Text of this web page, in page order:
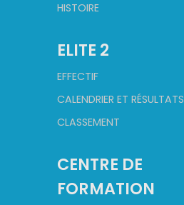
HISTOIRE
ELITE 2
EFFECTIF
CALENDRIER ET RÉSULTATS
CLASSEMENT
CENTRE DE
FORMATION